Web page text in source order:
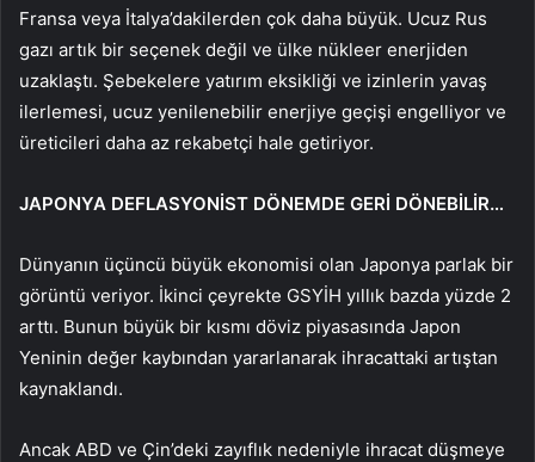
Fransa veya İtalya’dakilerden çok daha büyük. Ucuz Rus
gazı artık bir seçenek değil ve ülke nükleer enerjiden
uzaklaştı. Şebekelere yatırım eksikliği ve izinlerin yavaş
ilerlemesi, ucuz yenilenebilir enerjiye geçişi engelliyor ve
üreticileri daha az rekabetçi hale getiriyor.
JAPONYA DEFLASYONİST DÖNEMDE GERİ DÖNEBİLİR…
Dünyanın üçüncü büyük ekonomisi olan Japonya parlak bir
görüntü veriyor. İkinci çeyrekte GSYİH yıllık bazda yüzde 2
arttı. Bunun büyük bir kısmı döviz piyasasında Japon
Yeninin değer kaybından yararlanarak ihracattaki artıştan
kaynaklandı.
Ancak ABD ve Çin’deki zayıflık nedeniyle ihracat düşmeye